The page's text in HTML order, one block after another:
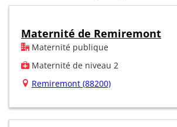
Maternité de Remiremont
Maternité publique
Maternité de niveau 2
Remiremont (88200)